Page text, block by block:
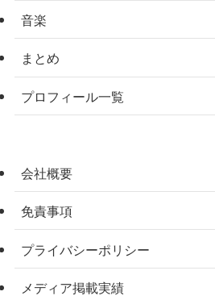
音楽
まとめ
プロフィール一覧
会社概要
免責事項
プライバシーポリシー
メディア掲載実績